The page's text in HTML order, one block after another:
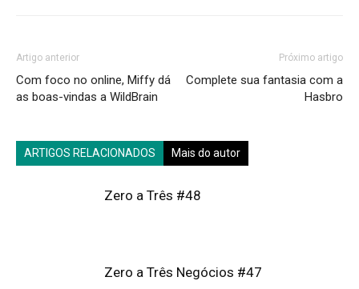
Artigo anterior
Com foco no online, Miffy dá
as boas-vindas a WildBrain
Próximo artigo
Complete sua fantasia com a
Hasbro
ARTIGOS RELACIONADOS Mais do autor
Zero a Três #48
Zero a Três Negócios #47